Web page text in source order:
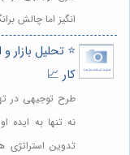
انگیز اما چالش
⭐️ تحلیل
کار 📈
طرح توجیهی در
نه تنها به ایده
تدوین